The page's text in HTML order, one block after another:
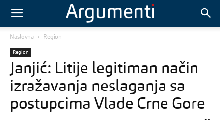
Naslovna Region
Region
Janjić: Litije legitiman način
izražavanja neslaganja sa
postupcima Vlade Crne Gore